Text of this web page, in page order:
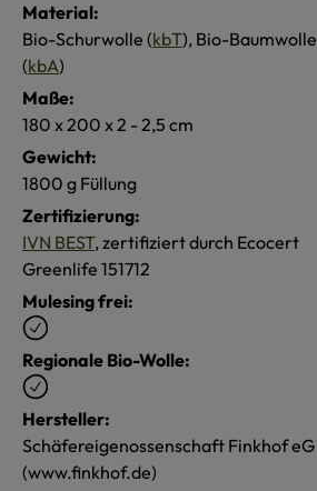
Material:
Bio-Schurwolle (kbT), Bio-Baumwolle
(kbA)
Maße:
180 x 200 x 2 - 2,5 cm
Gewicht:
1800 g Füllung
Zertifizierung:
IVN BEST, zertifiziert durch Ecocert
Greenlife 151712
Mulesing frei:
Regionale Bio-Wolle:
Hersteller:
Schäfereigenossenschaft Finkhof eG
(www.finkhof.de)